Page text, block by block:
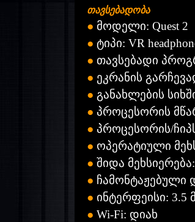
თავსებადობა
● მოდელი: Quest 2
●ტიპი: VR
● თავსებადი
● ეკრანის
● განახლების
● პროცესორის
● პროცესორის/
● ოპერატიული
●შიდა
● ჩამონტაჟებული
● ინტერფეისი: 3.5
●Wi-Fi: დიახ